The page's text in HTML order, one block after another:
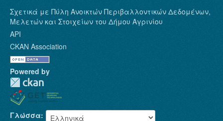
Σχετικά με Πύλη Ανοικτών Περιβαλλοντικών Δεδομένων,
Μελετών και Στοιχείων του Δήμου Αγρινίου
API
CKAN Association
Powered by
Γλώσσα